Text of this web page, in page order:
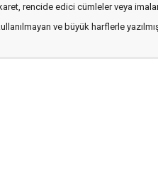
rencide edici cümleler veya
ve büyük harflerle